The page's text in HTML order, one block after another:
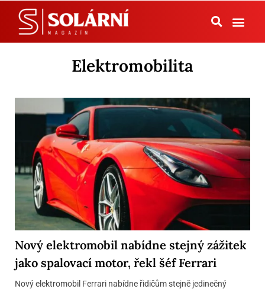
Elektromobilita
Nový elektromobil nabídne stejný zážitek
jako spalovací motor, řekl šéf Ferrari
Nový elektromobil Ferrari nabídne řidičům stejně jedinečný